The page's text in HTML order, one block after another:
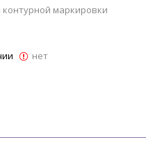
маркировки
нет